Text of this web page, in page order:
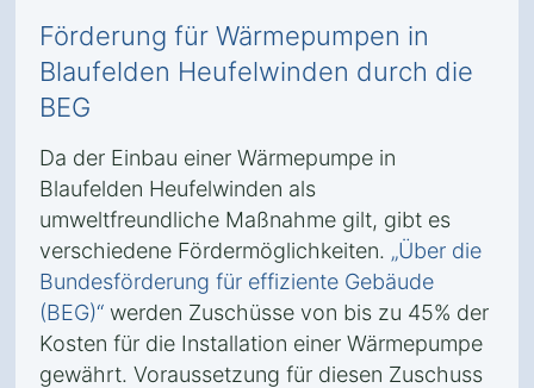
Förderung für Wärmepumpen in
Blaufelden Heufelwinden durch die
BEG
Da der Einbau einer Wärmepumpe in
Blaufelden Heufelwinden als
umweltfreundliche Maßnahme gilt, gibt es
verschiedene Fördermöglichkeiten. „Über die
Bundesförderung für effiziente Gebäude
(BEG)“ werden Zuschüsse von bis zu 45% der
Kosten für die Installation einer Wärmepumpe
gewährt. Voraussetzung für diesen Zuschuss